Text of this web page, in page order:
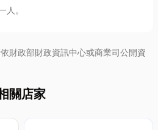
。
財政部財政資訊中心或商業司公開資
關店家